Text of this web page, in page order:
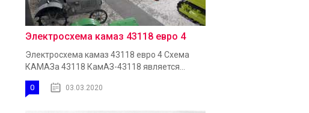
Электросхема камаз 43118 евро 4
Электросхема камаз 43118 евро 4 Схема
КАМАЗа 43118 КамАЗ-43118 является...
0 03.03.2020